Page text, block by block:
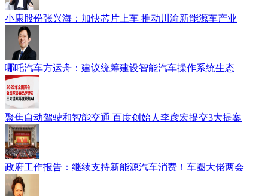
小康股份张兴海：加快芯片上车 推动川渝新能源车产业
哪吒汽车方运舟：建议统筹建设智能汽车操作系统生态
聚焦自动驾驶和智能交通 百度创始人李彦宏提交3大提案
政府工作报告：继续支持新能源汽车消费！车圈大佬两会